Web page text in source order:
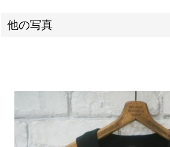
他の写真